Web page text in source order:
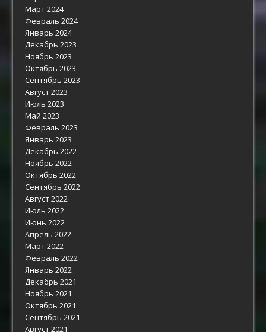
Март 2024
Февраль 2024
Январь 2024
Декабрь 2023
Ноябрь 2023
Октябрь 2023
Сентябрь 2023
Август 2023
Июль 2023
Май 2023
Февраль 2023
Январь 2023
Декабрь 2022
Ноябрь 2022
Октябрь 2022
Сентябрь 2022
Август 2022
Июль 2022
Июнь 2022
Апрель 2022
Март 2022
Февраль 2022
Январь 2022
Декабрь 2021
Ноябрь 2021
Октябрь 2021
Сентябрь 2021
Август 2021